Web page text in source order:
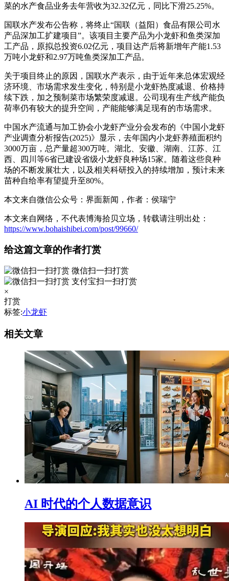
菜的水产食品业务去年营收为32.32亿元，同比下滑25.25%。
国联水产发布公告称，将终止“国联（益阳）食品有限公司水
产品深加工扩建项目”。该项目主要产品为小龙虾和鱼类深加
工产品，原拟总投资6.02亿元，项目达产后将新增年产能1.53
万吨小龙虾和2.97万吨鱼类深加工产品。
关于项目终止的原因，国联水产表示，由于近年来总体宏观经
济环境、市场需求发生变化，特别是小龙虾热度减退、价格持
续下跌，加之预制菜市场繁荣度减退。公司现有生产线产能负
荷率仍有较大的提升空间，产能能够满足现有的市场需求。
中国水产流通与加工协会小龙虾产业分会发布的《中国小龙虾
产业调查分析报告(2025)》显示，去年国内小龙虾养殖面积约
3000万亩，总产量超300万吨。湖北、安徽、湖南、江苏、江
西、四川等6省已建设省级小龙虾良种场15家。随着这些良种
场的不断发展壮大，以及相关科研投入的持续增加，预计未来
苗种自给率有望提升至80%。
本文来自微信公众号：界面新闻，作者：侯瑞宁
本文来自网络，不代表博海拾贝立场，转载请注明出处：
https://www.bohaishibei.com/post/99660/
给这篇文章的作者打赏
微信扫一扫打赏
支付宝扫一扫打赏
×
打赏
标签:小龙虾
相关文章
AI 时代的个人数据意识